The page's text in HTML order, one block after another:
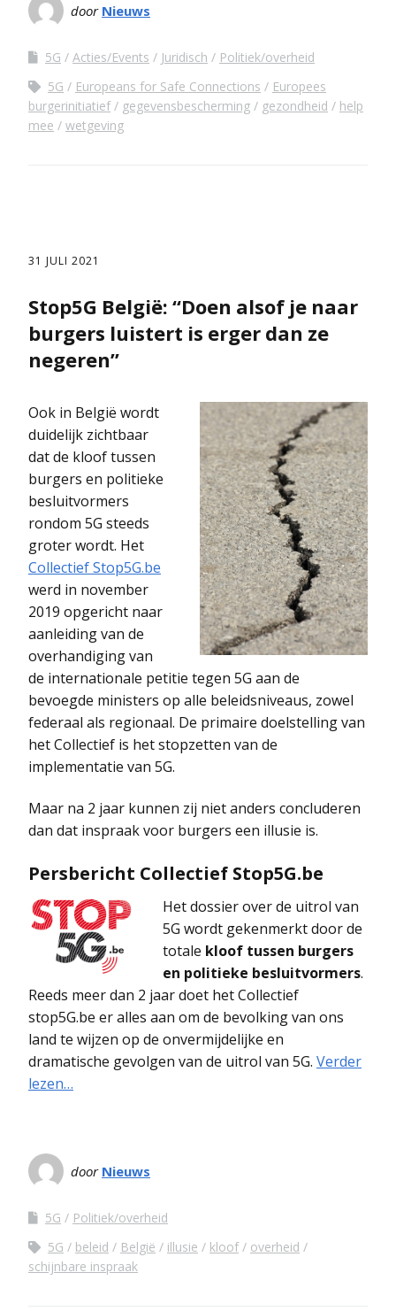
door Nieuws
5G Acties/Events Juridisch
Politiek/overheid
5G
Europeans for Safe Connections
Europees
burgerinitiatief
gegevensbescherming gezondheid
help
mee
wetgeving
31 JULI 2021
Stop5G België: “Doen alsof je naar
burgers luistert is erger dan ze
negeren”
Ook in België wordt
duidelijk zichtbaar
dat de kloof tussen
burgers en politieke
besluitvormers
rondom 5G steeds
groter wordt. Het
Collectief Stop5G.be
werd in november
2019 opgericht naar
aanleiding van de
overhandiging van
de internationale petitie tegen 5G aan de
bevoegde ministers op alle beleidsniveaus, zowel
federaal als regionaal. De primaire doelstelling van
het Collectief is het stopzetten van de
implementatie van 5G.
Maar na 2 jaar kunnen zij niet anders concluderen
dan dat inspraak voor burgers een illusie is.
Persbericht Collectief Stop5G.be
Het dossier over de uitrol van
5G wordt gekenmerkt door de
totale kloof tussen burgers
en politieke besluitvormers.
Reeds meer dan 2 jaar doet het Collectief
stop5G.be er alles aan om de bevolking van ons
land te wijzen op de onvermijdelijke en
dramatische gevolgen van de uitrol van 5G. Verder
lezen…
door Nieuws
5G
Politiek/overheid
5G
beleid België illusie kloof
overheid
schijnbare inspraak